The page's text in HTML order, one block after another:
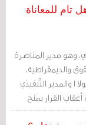
تام للمعاناة
وهو مدير المناصرة
والديمقراطية،
رسالة إلى رئيس الفورمولا 1 والمدير التّنفيذي
القرار بمنح